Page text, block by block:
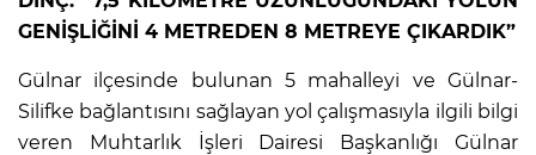
GENİŞLİĞİNİ 4 METREDEN 8 METREYE ÇIKARDIK”
Gülnar ilçesinde bulunan 5 mahalleyi ve Gülnar-
Silifke bağlantısını sağlayan yol çalışmasıyla ilgili bilgi
veren Muhtarlık İşleri Dairesi Başkanlığı Gülnar